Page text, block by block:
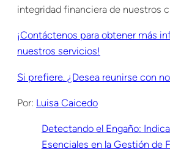
integridad financiera de nuestros
¡Contáctenos para obtener más
nuestros servicios!
Si prefiere. ¿Desea reunirse con
Por: Luisa Caicedo
Detectando el Engaño:
Esenciales en la Gestión de